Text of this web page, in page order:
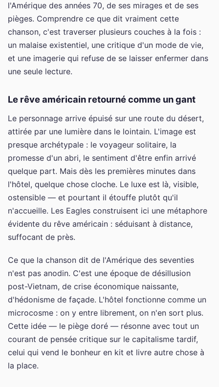
l'Amérique des années 70, de ses mirages et de ses
pièges. Comprendre ce que dit vraiment cette
chanson, c'est traverser plusieurs couches à la fois :
un malaise existentiel, une critique d'un mode de vie,
et une imagerie qui refuse de se laisser enfermer dans
une seule lecture.
Le rêve américain retourné comme un gant
Le personnage arrive épuisé sur une route du désert,
attirée par une lumière dans le lointain. L'image est
presque archétypale : le voyageur solitaire, la
promesse d'un abri, le sentiment d'être enfin arrivé
quelque part. Mais dès les premières minutes dans
l'hôtel, quelque chose cloche. Le luxe est là, visible,
ostensible — et pourtant il étouffe plutôt qu'il
n'accueille. Les Eagles construisent ici une métaphore
évidente du rêve américain : séduisant à distance,
suffocant de près.
Ce que la chanson dit de l'Amérique des seventies
n'est pas anodin. C'est une époque de désillusion
post-Vietnam, de crise économique naissante,
d'hédonisme de façade. L'hôtel fonctionne comme un
microcosme : on y entre librement, on n'en sort plus.
Cette idée — le piège doré — résonne avec tout un
courant de pensée critique sur le capitalisme tardif,
celui qui vend le bonheur en kit et livre autre chose à
la place.